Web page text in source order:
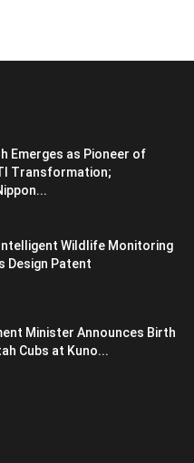
Emerges as Pioneer of
Transformation;
Wildlife Monitoring
Design Patent
Minister Announces Birth
Cubs at Kuno...